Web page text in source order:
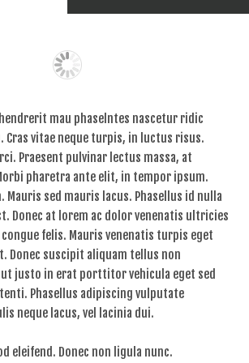
mau phaselntes nascetur ridic
Cras vitae neque turpis, in luctus risus.
Praesent pulvinar lectus massa, at
pharetra ante elit, in tempor ipsum.
Mauris sed mauris lacus. Phasellus id nulla
Donec at lorem ac dolor venenatis ultricies
felis. Mauris venenatis turpis eget
Donec suscipit aliquam tellus non
justo in erat porttitor vehicula eget sed
Phasellus adipiscing vulputate
neque lacus, vel lacinia dui.
eleifend. Donec non ligula nunc.